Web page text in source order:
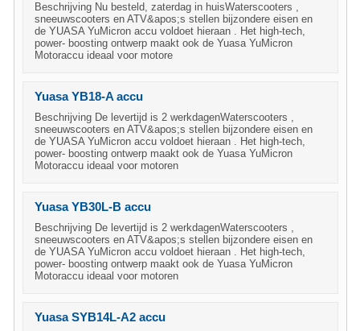
Beschrijving Nu besteld, zaterdag in huisWaterscooters ,
sneeuwscooters en ATV&apos;s stellen bijzondere eisen en
de YUASA YuMicron accu voldoet hieraan . Het high-tech,
power- boosting ontwerp maakt ook de Yuasa YuMicron
Motoraccu ideaal voor motore
Yuasa YB18-A accu
Beschrijving De levertijd is 2 werkdagenWaterscooters ,
sneeuwscooters en ATV&apos;s stellen bijzondere eisen en
de YUASA YuMicron accu voldoet hieraan . Het high-tech,
power- boosting ontwerp maakt ook de Yuasa YuMicron
Motoraccu ideaal voor motoren
Yuasa YB30L-B accu
Beschrijving De levertijd is 2 werkdagenWaterscooters ,
sneeuwscooters en ATV&apos;s stellen bijzondere eisen en
de YUASA YuMicron accu voldoet hieraan . Het high-tech,
power- boosting ontwerp maakt ook de Yuasa YuMicron
Motoraccu ideaal voor motoren
Yuasa SYB14L-A2 accu